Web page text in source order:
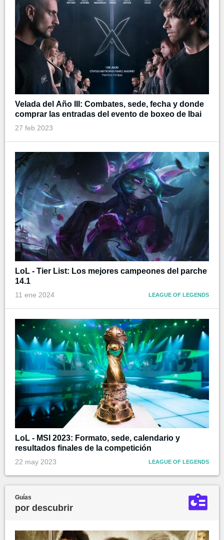
Velada del Año III: Combates, sede, fecha y donde
comprar las entradas del evento de boxeo de Ibai
27 feb 2023
LoL - Tier List: Los mejores campeones del parche
14.1
11 ene 2024 LEAGUE OF LEGENDS
LoL - MSI 2023: Formato, sede, calendario y
resultados finales de la competición
22 may 2023 LEAGUE OF LEGENDS
Guías
por descubrir